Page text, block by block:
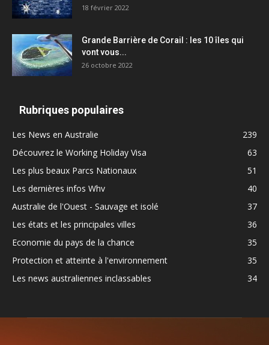
18 février 2022
Grande Barrière de Corail : les 10 îles qui
vont vous...
26 octobre 2022
Rubriques populaires
Les News en Australie
239
Découvrez le Working Holiday Visa
63
Les plus beaux Parcs Nationaux
51
Les dernières infos Whv
40
Australie de l'Ouest - Sauvage et isolé
37
Les états et les principales villes
36
Economie du pays de la chance
35
Protection et atteinte à l'environnement
35
Les news australiennes inclassables
34